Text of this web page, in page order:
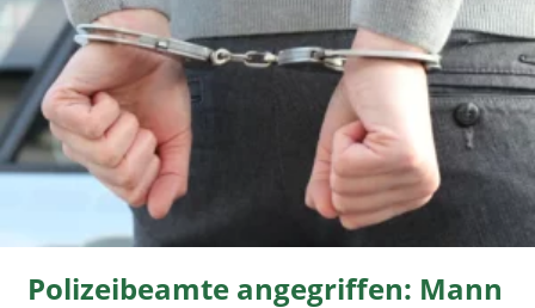
Polizeibeamte angegriffen: Mann